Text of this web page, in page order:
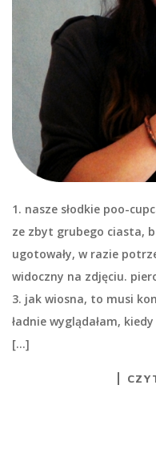
1. nasze słodkie poo-
ze zbyt grubego ciasta,
ugotowały, w razie
widoczny na zdjęciu.
3. jak wiosna, to musi
ładnie wyglądałam,
[…]